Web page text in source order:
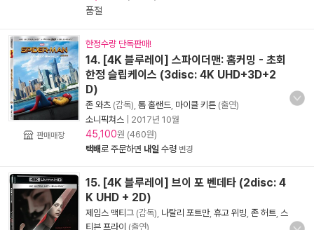
품절
판매매장
한정수량 단독판매!
14. [4K 블루레이] 스파이더맨: 홈커밍 - 초회
한정 슬립케이스 (3disc: 4K UHD+3D+2
D)
존 와츠 (감독), 톰 홀랜드 마이클 키튼 (출연)
소니픽쳐스
2017년 10월
45,100원 (460원)
택배로 주문하면 내일 수령 변경
15. [4K 블루레이] 브이 포 벤데타 (2disc: 4
K UHD + 2D)
제임스 맥티그 (감독), 나탈리 포트만, 휴고 위빙 존 허트 스
티븐 프라이 (출연)